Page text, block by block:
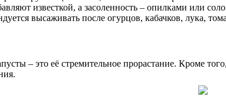
известкой, а засоленность – опилками или
высаживать после огурцов, кабачков, лука,
– это её стремительное прорастание. Кроме